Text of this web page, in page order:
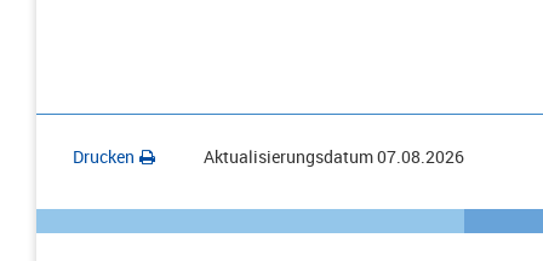
Drucken Aktualisierungsdatum07.08.2026